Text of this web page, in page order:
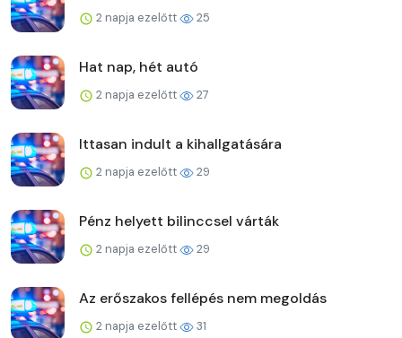
2 napja ezelőtt 25
Hat nap, hét autó
2 napja ezelőtt 27
Ittasan indult a kihallgatására
2 napja ezelőtt 29
Pénz helyett bilinccsel várták
2 napja ezelőtt 29
Az erőszakos fellépés nem megoldás
2 napja ezelőtt 31